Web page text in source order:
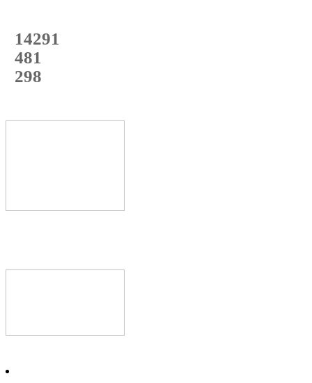
14291
с начала года
481
с начала месяца
298
с начала недели